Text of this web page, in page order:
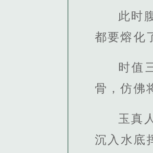
此时
都要熔化
时值
骨，仿佛
玉真
沉入水底